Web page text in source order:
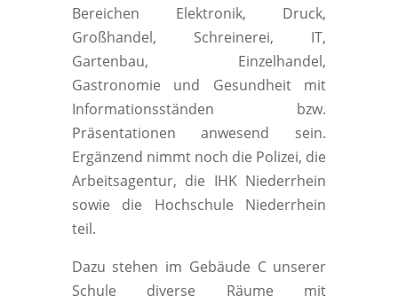
Bereichen Elektronik, Druck,
Großhandel, Schreinerei, IT,
Gartenbau, Einzelhandel,
Gastronomie und Gesundheit mit
Informationsständen bzw.
Präsentationen anwesend sein.
Ergänzend nimmt noch die Polizei, die
Arbeitsagentur, die IHK Niederrhein
sowie die Hochschule Niederrhein
teil.
Dazu stehen im Gebäude C unserer
Schule diverse Räume mit